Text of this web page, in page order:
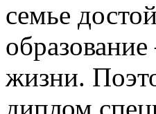
семье
жизни.
диплом